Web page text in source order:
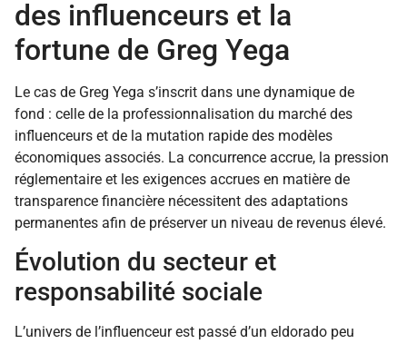
des influenceurs et la
fortune de Greg Yega
Le cas de Greg Yega s’inscrit dans une dynamique de
fond : celle de la professionnalisation du marché des
influenceurs et de la mutation rapide des modèles
économiques associés. La concurrence accrue, la pression
réglementaire et les exigences accrues en matière de
transparence financière nécessitent des adaptations
permanentes afin de préserver un niveau de revenus élevé.
Évolution du secteur et
responsabilité sociale
L’univers de l’influenceur est passé d’un eldorado peu